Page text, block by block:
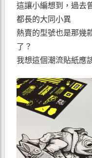
這讓小編想到，過去
都長的大同小異
熱賣的型號也是那幾
了？
我想這個潮流貼紙應